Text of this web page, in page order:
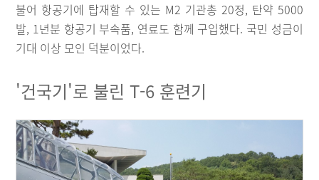
불어 항공기에 탑재할 수 있는 M2 기관총 20정, 탄약 5000
발, 1년분 항공기 부속품, 연료도 함께 구입했다. 국민 성금이
기대 이상 모인 덕분이었다.
'건국기'로 불린 T-6 훈련기